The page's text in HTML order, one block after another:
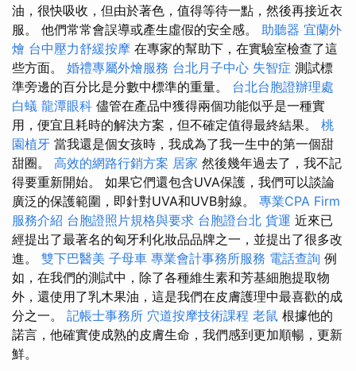
油，很快吸收，但由於著色，值得等待一點，然後再接近衣
服。 他們常常會誤導或產生虛假的安全感。 助聽器 宜蘭外
燴 台中壓力舒緩按摩 在專家的幫助下，在實驗室檢查了這
些方面。 婚禮專屬外燴服務 台北月子中心 失智症 測試標
準旁邊的百分比是分數中標準的重量。 台北台胞證辦理處
白蟻 龍潭眼科 儘管在產品中獲得兩個功能似乎是一種實
用，便宜且耗時的解決方案，但不確定值得最終結果。 桃
園植牙 當我還是個女孩時，我成為了我一生中的第一個甜
甜圈。 高效的網路行銷方案 居家 然後幾年過去了，我不記
得要重新開始。 如果它們還包含UVA保護，我們可以談論
廣泛的保護範圍，即針對UVA和UVB射線。 專業CPA Firm
服務介紹 台胞證照片規格與要求 台胞證台北 貨運 近來已
經提出了最著名的匈牙利化妝品品牌之一，並提出了很多改
進。 雙下巴醫美 子母車 專業會計事務所服務 電話查詢 例
如，在我們的測試中，除了各種維生素和芳基細胞提取物
外，還使用了乳木果油，這是我們在皮膚護理中最喜歡的成
分之一。 記帳士事務所 穴道按摩技術課程 老鼠 根據他的
諾言，他確實使成熟的皮膚生命，我們感到更加順暢，更新
鮮。